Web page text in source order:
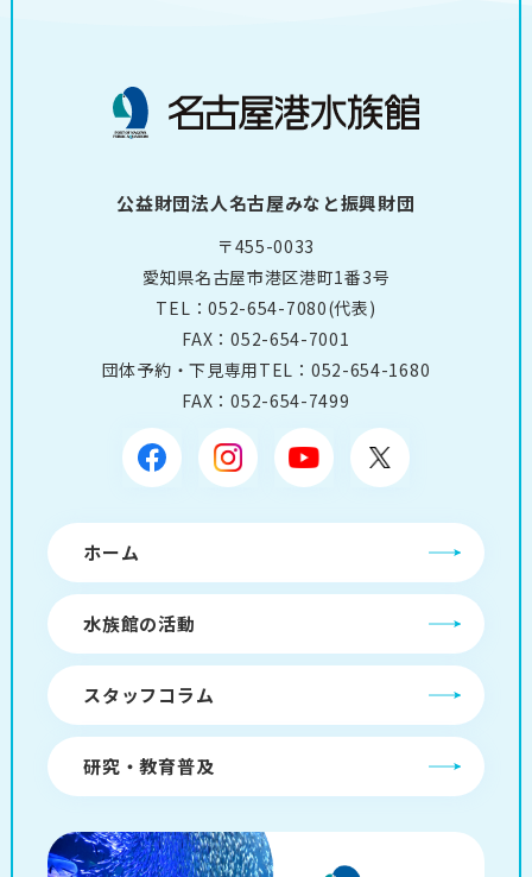
公益財団法人名古屋みなと振興財団
〒455-0033
愛知県名古屋市港区港町1番3号
TEL：052-654-7080(代表)
FAX：052-654-7001
団体予約・下見専用TEL： 052-654-1680
FAX：052-654-7499
ホーム
水族館の活動
スタッフコラム
研究・教育普及